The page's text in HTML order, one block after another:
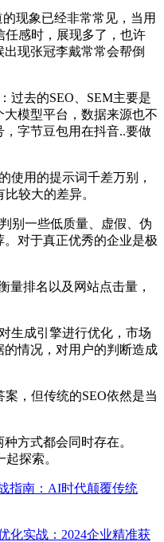
现象已经非常常见，当用
任感时，展现多了，也许
现张冠李戴常常会帮倒
过去的SEO、SEM主要是
模型平台，数据来源也不
字节豆包用在抖音..要做
使用的提示词千差万别，
较大的差异。
别一些低质量、虚假、伪
对于真正优秀的企业是极
量排名以及网站点击量，
生成引擎进行优化，市场
情况，对用户的判断造成
，但传统的SEO依然是当
方式都会同时存在。
探索。
指南：AI时代颠覆传统
化实战：2024企业精准获